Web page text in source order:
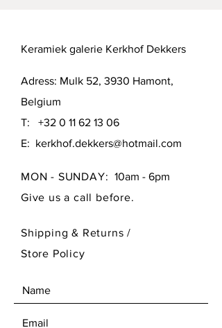
Keramiek galerie Kerkhof Dekkers
Adress: Mulk 52, 3930 Hamont,
Belgium
T: +32 0 11 62 13 06
E: kerkhof.dekkers@hotmail.com
MON - SUNDAY: 10am - 6pm
Give us a call before.
Shipping & Returns /
Store Policy